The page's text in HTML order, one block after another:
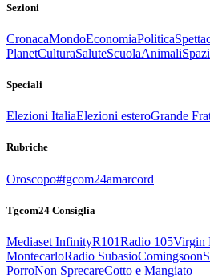
Sezioni
CronacaMondoEconomiaPolitica
PlanetCulturaSaluteScuolaAnimali
Speciali
Elezioni ItaliaElezioni esteroGrande
Rubriche
Oroscopo#tgcom24amarcord
Tgcom24 Consiglia
Mediaset InfinityR101Radio 105Virgin
MontecarloRadio SubasioComingsoon
PorroNon SprecareCotto e Mangiato